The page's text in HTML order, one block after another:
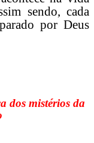
sendo, cada
por Deus
dos mistérios da